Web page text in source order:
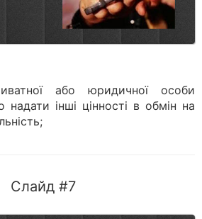
або юридичної особи
надати інші цінності в обмін на
Слайд #7